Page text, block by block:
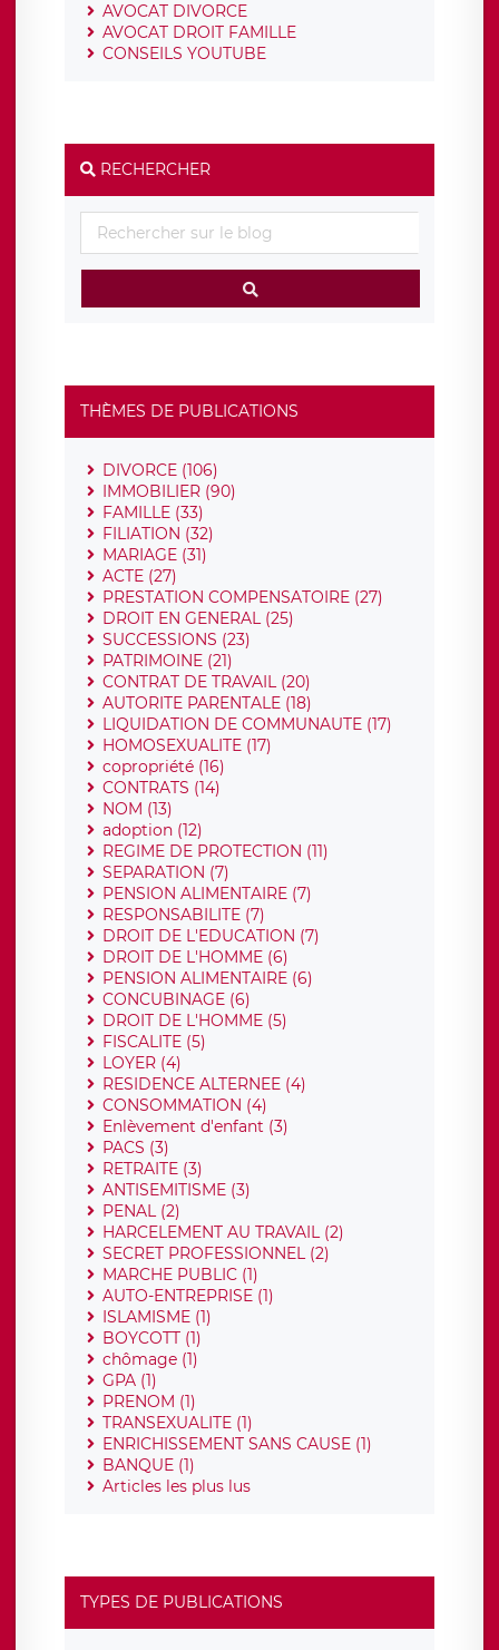
AVOCAT DIVORCE
AVOCAT DROIT FAMILLE
CONSEILS YOUTUBE
RECHERCHER
THÈMES DE PUBLICATIONS
DIVORCE (106)
IMMOBILIER (90)
FAMILLE (33)
FILIATION (32)
MARIAGE (31)
ACTE (27)
PRESTATION COMPENSATOIRE (27)
DROIT EN GENERAL (25)
SUCCESSIONS (23)
PATRIMOINE (21)
CONTRAT DE TRAVAIL (20)
AUTORITE PARENTALE (18)
LIQUIDATION DE COMMUNAUTE (17)
HOMOSEXUALITE (17)
copropriété (16)
CONTRATS (14)
NOM (13)
adoption (12)
REGIME DE PROTECTION (11)
SEPARATION (7)
PENSION ALIMENTAIRE (7)
RESPONSABILITE (7)
DROIT DE L'EDUCATION (7)
DROIT DE L'HOMME (6)
PENSION ALIMENTAIRE (6)
CONCUBINAGE (6)
DROIT DE L'HOMME (5)
FISCALITE (5)
LOYER (4)
RESIDENCE ALTERNEE (4)
CONSOMMATION (4)
Enlèvement d'enfant (3)
PACS (3)
RETRAITE (3)
ANTISEMITISME (3)
PENAL (2)
HARCELEMENT AU TRAVAIL (2)
SECRET PROFESSIONNEL (2)
MARCHE PUBLIC (1)
AUTO-ENTREPRISE (1)
ISLAMISME (1)
BOYCOTT (1)
chômage (1)
GPA (1)
PRENOM (1)
TRANSEXUALITE (1)
ENRICHISSEMENT SANS CAUSE (1)
BANQUE (1)
Articles les plus lus
TYPES DE PUBLICATIONS